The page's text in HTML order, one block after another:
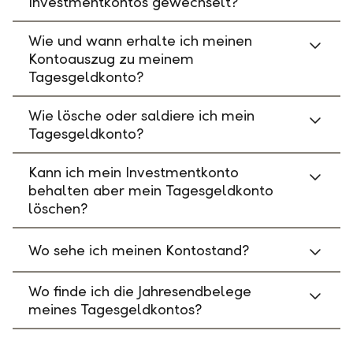
Wie und wann erhalte ich meinen
Kontoauszug zu meinem
Tagesgeldkonto?
Wie lösche oder saldiere ich mein
Tagesgeldkonto?
Kann ich mein Investmentkonto
behalten aber mein Tagesgeldkonto
löschen?
Wo sehe ich meinen Kontostand?
Wo finde ich die Jahresendbelege
meines Tagesgeldkontos?